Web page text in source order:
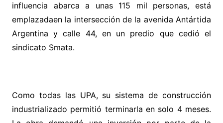
influencia abarca a unas 115 mil personas, está
emplazadaen la intersección de la avenida Antártida
Argentina y calle 44, en un predio que cedió el
sindicato Smata.
Como todas las UPA, su sistema de construcción
industrializado permitió terminarla en solo 4 meses.